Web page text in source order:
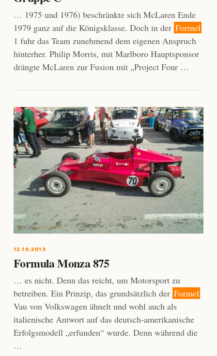
… 1975 und 1976) beschränkte sich McLaren Ende
1979 ganz auf die Königsklasse. Doch in der Formel
1 fuhr das Team zunehmend dem eigenen Anspruch
hinterher. Philip Morris, mit Marlboro Hauptsponsor
drängte McLaren zur Fusion mit „Project Four …
12.10.2013
Formula Monza 875
… es nicht. Denn das reicht, um Motorsport zu
betreiben. Ein Prinzip, das grundsätzlich der Formel
Vau von Volkswagen ähnelt und wohl auch als
italienische Antwort auf das deutsch-amerikanische
Erfolgsmodell „erfunden“ wurde. Denn während die
…